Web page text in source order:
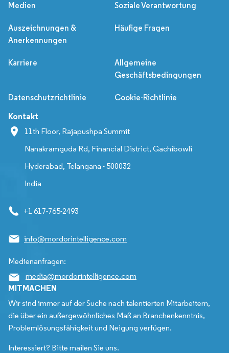
Medien Soziale Verantwortung
Auszeichnungen &
Anerkennungen
Häufige Fragen
Karriere
Allgemeine
Geschäftsbedingungen
Datenschutzrichtlinie Cookie-Richtlinie
Kontakt
11th Floor, Rajapushpa Summit
Nanakramguda Rd, Financial District, Gachibowli
Hyderabad, Telangana - 500032
India
+1 617-765-2493
info@mordorintelligence.com
Medienanfragen:
media@mordorintelligence.com
MITMACHEN
Wir sind immer auf der Suche nach talentierten Mitarbeitern,
die über ein außergewöhnliches Maß an Branchenkenntnis,
Problemlösungsfähigkeit und Neigung verfügen.
Interessiert? Bitte mailen Sie uns.